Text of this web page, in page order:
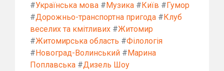
#Українська мова # Музика # Київ # Гумор
#Дорожньо-транспортна пригода # Клуб
веселих та кмітливих #Житомир
#Житомирська область #Філологія
# Новоград-Волинський # Марина
Поплавська #Дизель Шоу